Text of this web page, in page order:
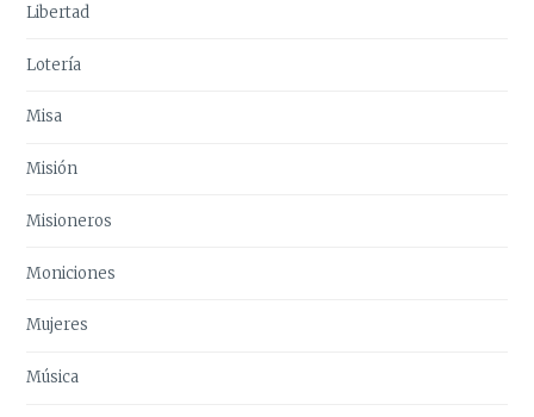
Libertad
Lotería
Misa
Misión
Misioneros
Moniciones
Mujeres
Música